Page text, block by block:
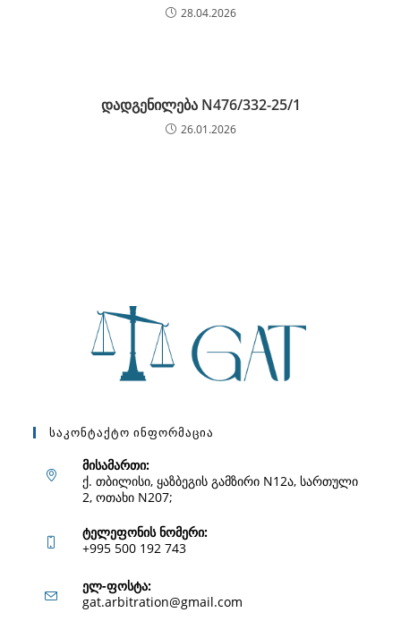
28.04.2026
დადგენილება N476/332-25/1
26.01.2026
Საკონტაქტო Ინფორმაცია
მისამართი:
ქ. თბილისი, ყაზბეგის გამზირი N12ა, სართული
2, ოთახი N207;
ტელეფონის ნომერი:
+995 500 192 743
in
ელ-ფოსტა:
gat.arbitration@gmail.com